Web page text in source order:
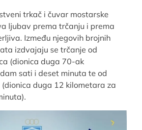
trkač i čuvar mostarske
ljubav prema trčanju i prema
Između njegovih brojnih
izdvajaju se trčanje od
(dionica duga 70-ak
sati i deset minuta te od
duga 12 kilometara za